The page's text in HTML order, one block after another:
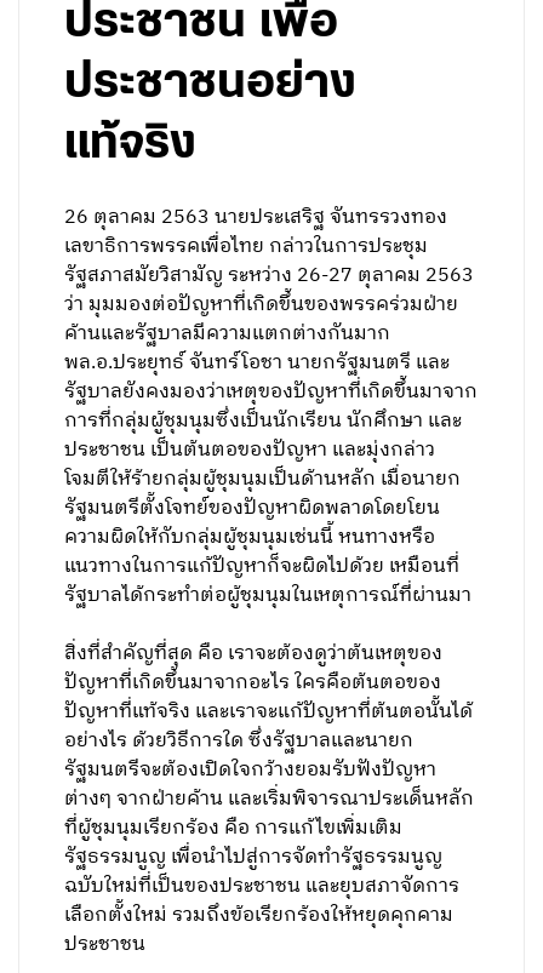
ประชาชน เพื่อ
ประชาชนอย่าง
แท้จริง
26 ตุลาคม 2563 นายประเสริฐ จันทรรวงทอง
เลขาธิการพรรคเพื่อไทย กล่าวในการประชุม
รัฐสภาสมัยวิสามัญ ระหว่าง 26-27 ตุลาคม 2563
ว่า มุมมองต่อปัญหาที่เกิดขึ้นของพรรคร่วมฝ่าย
ค้านและรัฐบาลมีความแตกต่างกันมาก
พล.อ.ประยุทธ์ จันทร์โอชา นายกรัฐมนตรี และ
รัฐบาลยังคงมองว่าเหตุของปัญหาที่เกิดขึ้นมาจาก
การที่กลุ่มผู้ชุมนุมซึ่งเป็นนักเรียน นักศึกษา และ
ประชาชน เป็นต้นตอของปัญหา และมุ่งกล่าว
โจมตีให้ร้ายกลุ่มผู้ชุมนุมเป็นด้านหลัก เมื่อนายก
รัฐมนตรีตั้งโจทย์ของปัญหาผิดพลาดโดยโยน
ความผิดให้กับกลุ่มผู้ชุมนุมเช่นนี้ หนทางหรือ
แนวทางในการแก้ปัญหาก็จะผิดไปด้วย เหมือนที่
รัฐบาลได้กระทำต่อผู้ชุมนุมในเหตุการณ์ที่ผ่านมา
สิ่งที่สำคัญที่สุด คือ เราจะต้องดูว่าต้นเหตุของ
ปัญหาที่เกิดขึ้นมาจากอะไร ใครคือต้นตอของ
ปัญหาที่แท้จริง และเราจะแก้ปัญหาที่ต้นตอนั้นได้
อย่างไร ด้วยวิธีการใด ซึ่งรัฐบาลและนายก
รัฐมนตรีจะต้องเปิดใจกว้างยอมรับฟังปัญหา
ต่างๆ จากฝ่ายค้าน และเริ่มพิจารณาประเด็นหลัก
ที่ผู้ชุมนุมเรียกร้อง คือ การแก้ไขเพิ่มเติม
รัฐธรรมนูญ เพื่อนำไปสู่การจัดทำรัฐธรรมนูญ
ฉบับใหม่ที่เป็นของประชาชน และยุบสภาจัดการ
เลือกตั้งใหม่ รวมถึงข้อเรียกร้องให้หยุดคุกคาม
ประชาชน